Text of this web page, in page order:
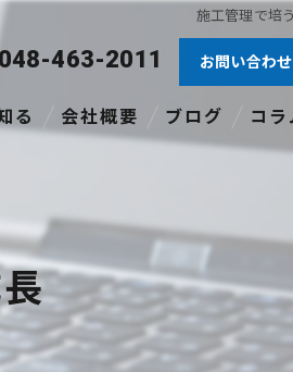
施工管理で培
048-463-2011 お問い合わ
る 会社概要 ブログ コラ